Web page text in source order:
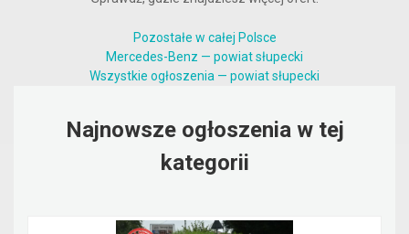
Pozostałe w całej Polsce
Mercedes-Benz — powiat słupecki
Wszystkie ogłoszenia — powiat słupecki
Najnowsze ogłoszenia w tej
kategorii